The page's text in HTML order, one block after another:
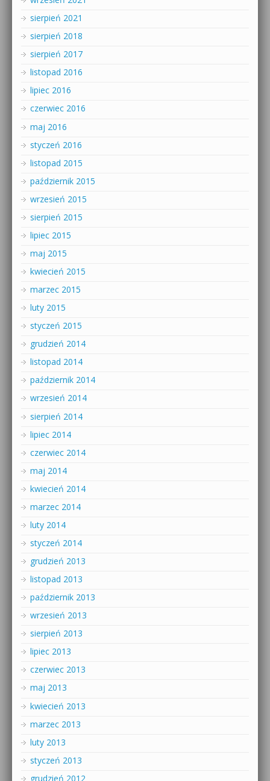
sierpień 2021
sierpień 2018
sierpień 2017
listopad 2016
lipiec 2016
czerwiec 2016
maj 2016
styczeń 2016
listopad 2015
październik 2015
wrzesień 2015
sierpień 2015
lipiec 2015
maj 2015
kwiecień 2015
marzec 2015
luty 2015
styczeń 2015
grudzień 2014
listopad 2014
październik 2014
wrzesień 2014
sierpień 2014
lipiec 2014
czerwiec 2014
maj 2014
kwiecień 2014
marzec 2014
luty 2014
styczeń 2014
grudzień 2013
listopad 2013
październik 2013
wrzesień 2013
sierpień 2013
lipiec 2013
czerwiec 2013
maj 2013
kwiecień 2013
marzec 2013
luty 2013
styczeń 2013
grudzień 2012